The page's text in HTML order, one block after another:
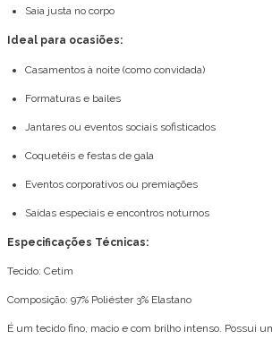
Saia justa no corpo
Ideal para ocasiões:
Casamentos à noite (como convidada)
Formaturas e bailes
Jantares ou eventos sociais sofisticados
Coquetéis e festas de gala
Eventos corporativos ou premiações
Saídas especiais e encontros noturnos
Especificações Técnicas:
Tecido: Cetim
Composição: 97% Poliéster 3% Elastano
É um tecido fino, macio e com brilho intenso. Possui